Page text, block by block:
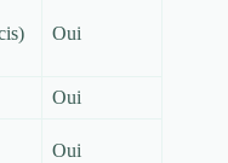
Oui
Oui
Oui